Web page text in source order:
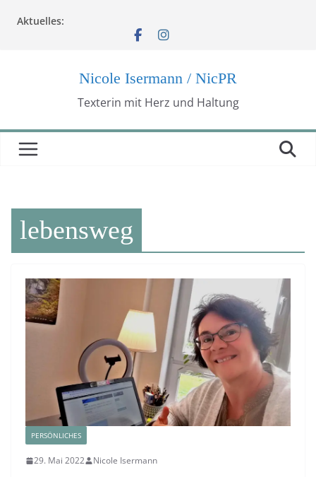
Inhalt
Aktuelles:
Nicole Isermann / NicPR
Texterin mit Herz und Haltung
lebensweg
PERSÖNLICHES
29. Mai 2022 Nicole Isermann